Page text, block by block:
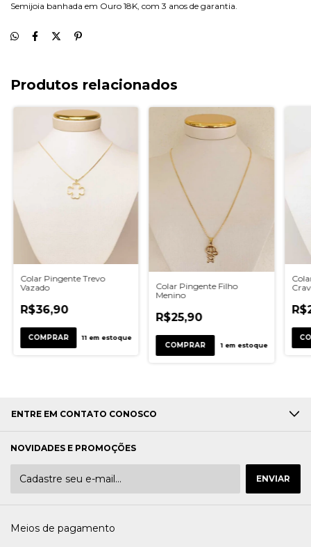
Semijoia banhada em Ouro 18K, com 3 anos de garantia.
Produtos relacionados
Colar Pingente Trevo
Vazado
R$36,90
11 em estoque
Colar Pingente Filho
Menino
R$25,90
1 em estoque
ENTRE EM CONTATO CONOSCO
NOVIDADES E PROMOÇÕES
Meios de pagamento